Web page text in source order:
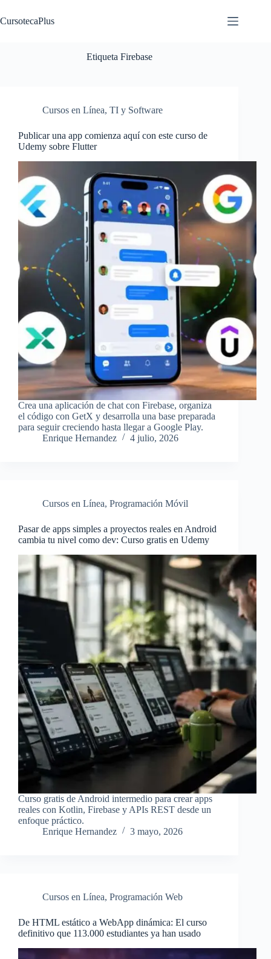
al
contenido
CursotecaPlus
Etiqueta Firebase
Cursos en Línea, TI y Software
Publicar una app comienza aquí con este curso de
Udemy sobre Flutter
Crea una aplicación de chat con Firebase, organiza
el código con GetX y desarrolla una base preparada
para seguir creciendo hasta llegar a Google Play.
Enrique Hernandez
4 julio, 2026
Cursos en Línea, Programación Móvil
Pasar de apps simples a proyectos reales en Android
cambia tu nivel como dev: Curso gratis en Udemy
Curso gratis de Android intermedio para crear apps
reales con Kotlin, Firebase y APIs REST desde un
enfoque práctico.
Enrique Hernandez
3 mayo, 2026
Cursos en Línea, Programación Web
De HTML estático a WebApp dinámica: El curso
definitivo que 113.000 estudiantes ya han usado